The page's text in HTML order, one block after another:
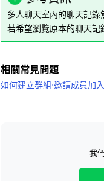
多人聊天室內的聊天記錄
若希望瀏覽原本的聊天記
相關常見問題
如何建立群組⋅邀請成員加
我